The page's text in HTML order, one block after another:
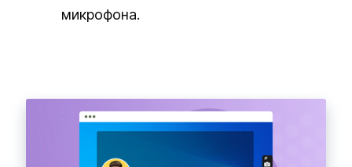
микрофона.